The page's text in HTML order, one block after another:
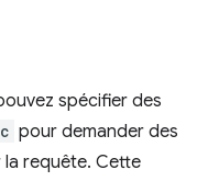
spécifier des
pour demander des
requête. Cette